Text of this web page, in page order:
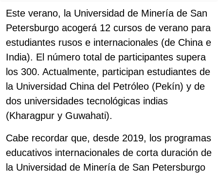
Este verano, la Universidad de Minería de San
Petersburgo acogerá 12 cursos de verano para
estudiantes rusos e internacionales (de China e
India). El número total de participantes supera
los 300. Actualmente, participan estudiantes de
la Universidad China del Petróleo (Pekín) y de
dos universidades tecnológicas indias
(Kharagpur y Guwahati).
Cabe recordar que, desde 2019, los programas
educativos internacionales de corta duración de
la Universidad de Minería de San Petersburgo